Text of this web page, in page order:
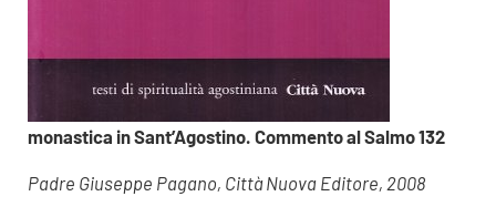
monastica in Sant’Agostino. Commento al Salmo 132
Padre Giuseppe Pagano, Città Nuova Editore, 2008